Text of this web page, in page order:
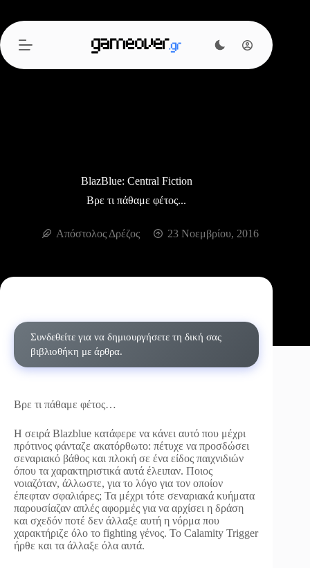
περιεχόμενο
BlazBlue: Central Fiction
Βρε τι πάθαμε φέτος...
Απόστολος Δρέζος 23 Νοεμβρίου, 2016
Συνδεθείτε για να δημιουργήσετε τη δική σας
βιβλιοθήκη με άρθρα.
Βρε τι πάθαμε φέτος…
Η σειρά Blazblue κατάφερε να κάνει αυτό που μέχρι
πρότινος φάνταζε ακατόρθωτο: πέτυχε να προσδώσει
σεναριακό βάθος και πλοκή σε ένα είδος παιχνιδιών
όπου τα χαρακτηριστικά αυτά έλειπαν. Ποιος
νοιαζόταν, άλλωστε, για το λόγο για τον οποίον
έπεφταν σφαλιάρες; Τα μέχρι τότε σεναριακά κυήματα
παρουσίαζαν απλές αφορμές για να αρχίσει η δράση
και σχεδόν ποτέ δεν άλλαξε αυτή η νόρμα που
χαρακτήριζε όλο το fighting γένος. Το Calamity Trigger
ήρθε και τα άλλαξε όλα αυτά.